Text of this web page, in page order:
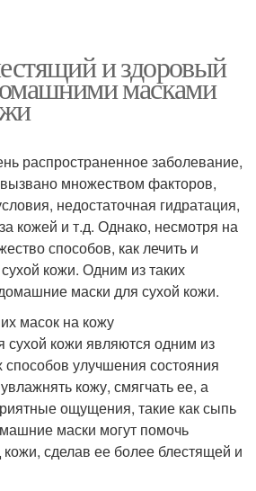
и здоровый
масками
распространенное заболевание,
множеством факторов,
недостаточная гидратация,
кожей и т.д. Однако, несмотря на
способов, как лечить и
кожи. Одним из таких
маски для сухой кожи.
масок на кожу
кожи являются одним из
улучшения состояния
кожу, смягчать ее, а
ощущения, такие как сыпь
маски могут помочь
сделав ее более блестящей и